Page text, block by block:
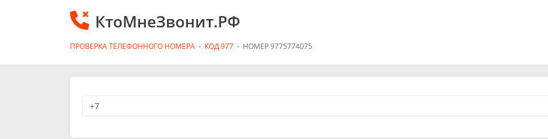
КтоМнеЗвонит.РФ
ПРОВЕРКА ТЕЛЕФОННОГО НОМЕРА - КОД 977 - НОМЕР 9775774075